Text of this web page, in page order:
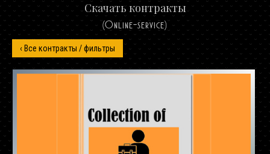
Скачать контракты
(Online-service)